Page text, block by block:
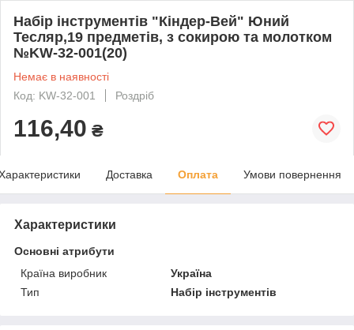
Набір інструментів "Кіндер-Вей" Юний
Тесляр,19 предметів, з сокирою та молотком
№KW-32-001(20)
Немає в наявності
Код: KW-32-001
Роздріб
116,40 ₴
Доставка Оплата Умови повернення
Характеристики
Основні атрибути
Країна виробник
Україна
Тип
Набір інструментів